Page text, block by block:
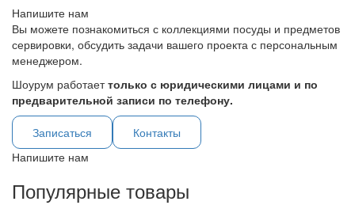
Напишите нам
Вы можете познакомиться с коллекциями посуды и предметов
сервировки, обсудить задачи вашего проекта с персональным
менеджером.
Шоурум работаеттолько с юридическими лицами и по
предварительной записи по телефону.
Записаться
Контакты
Напишите нам
Популярные товары